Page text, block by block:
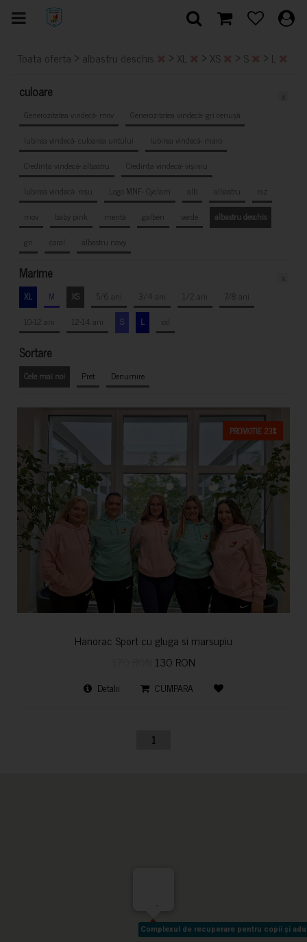
Toata oferta > albastru deschis > XL > XS > S > L
culoare
Generozitatea vindecă- mov
Generozitatea vindecă- gri cenușă
Iubirea vindecă- culoarea untului
Iubirea vindecă- maro
Credința vindecă- albastru
Credința vindecă- vișiniu
Iubirea vindecă- roșu
Logo MNF- Cyclam alb albastru
roz
mov
baby pink mentă galben verde
albastru deschis
gri
coral albastru navy
Marime
XL M XS 5/6 ani 3/4 ani 1/2 ani
7/8 ani
10-12 ani
12-14 ani S L xxl
Sortare
Cele mai noi Pret Denumire
PROMOTIE 23%
Hanorac Sport cu gluga si marsupiu
130 RON
Detalii CUMPARA
1
Complexul de recuperare pentru copii și
Complexul de recuperare pentru copii și
-